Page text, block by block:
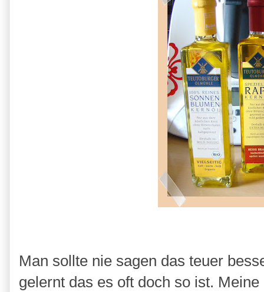
Man sollte nie sagen das teuer
gelernt das es oft doch so ist.